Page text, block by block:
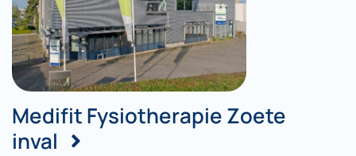
Medifit Fysiotherapie Zoete
inval